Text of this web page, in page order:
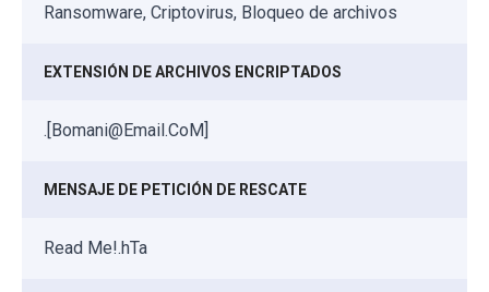
Ransomware, Criptovirus, Bloqueo de archivos
EXTENSIÓN DE ARCHIVOS ENCRIPTADOS
.[Bomani@Email.CoM]
MENSAJE DE PETICIÓN DE RESCATE
Read Me!.hTa